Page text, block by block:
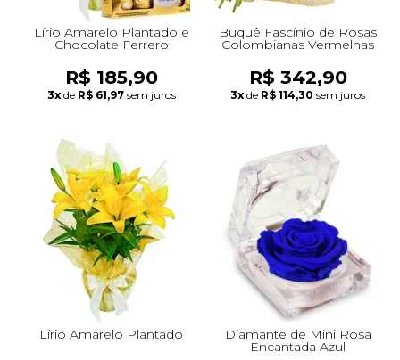
Lírio Amarelo Plantado e
Chocolate Ferrero
R$ 185,90
3x de R$ 61,97 sem juros
Buquê Fascínio de Rosas
Colombianas Vermelhas
R$ 342,90
3x de R$ 114,30 sem juros
Lírio Amarelo Plantado Diamante de Mini Rosa
Encantada Azul